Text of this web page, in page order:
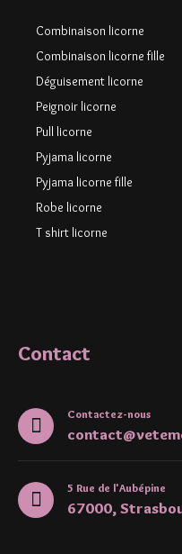
Combinaison licorne
Combinaison licorne fille
Déguisement licorne
Peignoir licorne
Pull licorne
Pyjama licorne
Pyjama licorne fille
Robe licorne
T shirt licorne
Contact
Contactez-nous
5 Rue de l'Aubépine
67000,